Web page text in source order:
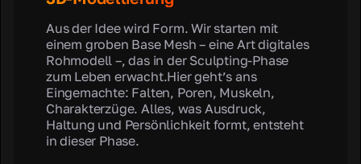
Aus der Idee wird Form. Wir starten mit
einem groben Base Mesh – eine Art digitales
Rohmodell –, das in der Sculpting-Phase
zum Leben erwacht.Hier geht’s ans
Eingemachte: Falten, Poren, Muskeln,
Charakterzüge. Alles, was Ausdruck,
Haltung und Persönlichkeit formt, entsteht
in dieser Phase.